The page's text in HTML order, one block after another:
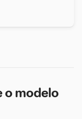
o modelo